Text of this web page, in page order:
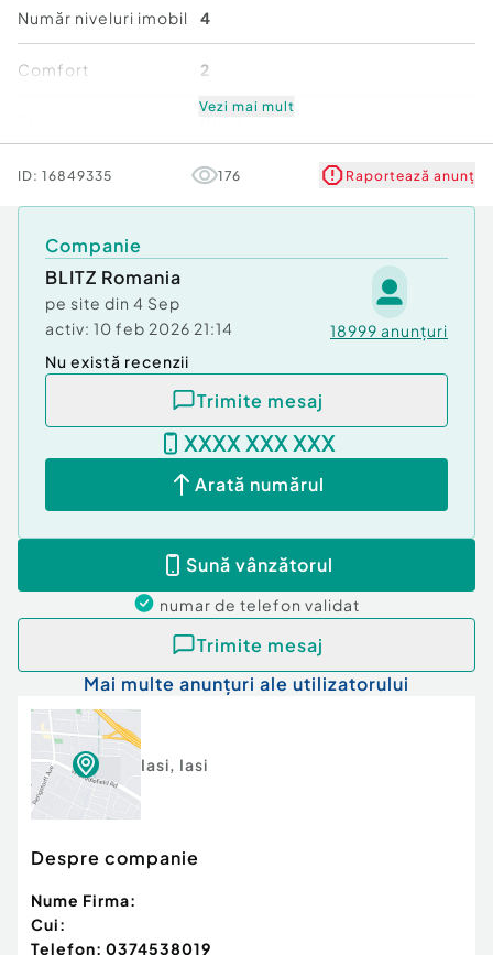
Id intern: P172574
Confort:
Tip imobil:
Alte tipuri
Număr niveluri imobil 4
Comfort 2
Vezi mai mult
ID: 16849335 176 Raportează anunț
Companie
BLITZ Romania
pe site din 4 Sep
activ: 10 feb 2026 21:14 18999 anunțuri
Nu există recenzii
Trimite mesaj
XXXX XXX XXX
Arată numărul
Sună vânzătorul
numar de telefon validat
Trimite mesaj
Mai multe anunțuri ale utilizatorului
Iasi, Iasi
Despre companie
Nume Firma:
Cui:
Telefon: 0374538019